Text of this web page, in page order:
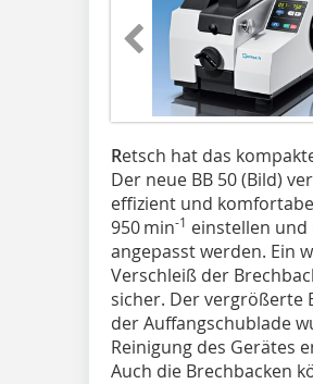
Retsch hat das
Der neue BB 50 (Bild)
effizient und
950 min-1 einstellen und
angepasst werden. Ein
Verschleiß der
sicher. Der vergrößerte
der Auffangschublade
Reinigung des Gerätes
Auch die Brechbacken